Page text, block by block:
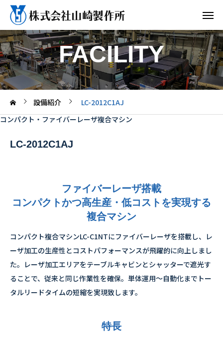
FACILITY
設備紹介
LC-2012C1AJ
コンパクト・ファイバーレーザ複合マシン
LC-2012C1AJ
ファイバーレーザ搭載
コンパクトかつ高生産・低コストを実現する
複合マシン
コンパクト複合マシンLC-C1NTにファイバーレーザを搭載し、レ
ーザ加工の生産性とコストパフォーマンスが飛躍的に向上しまし
た。レーザ加工エリアをテーブルキャビンとシャッターで遮光す
ることで、従来と同じ作業性を確保。単体運用～自動化までトー
タルリードタイムの短縮を実現致します。
特長